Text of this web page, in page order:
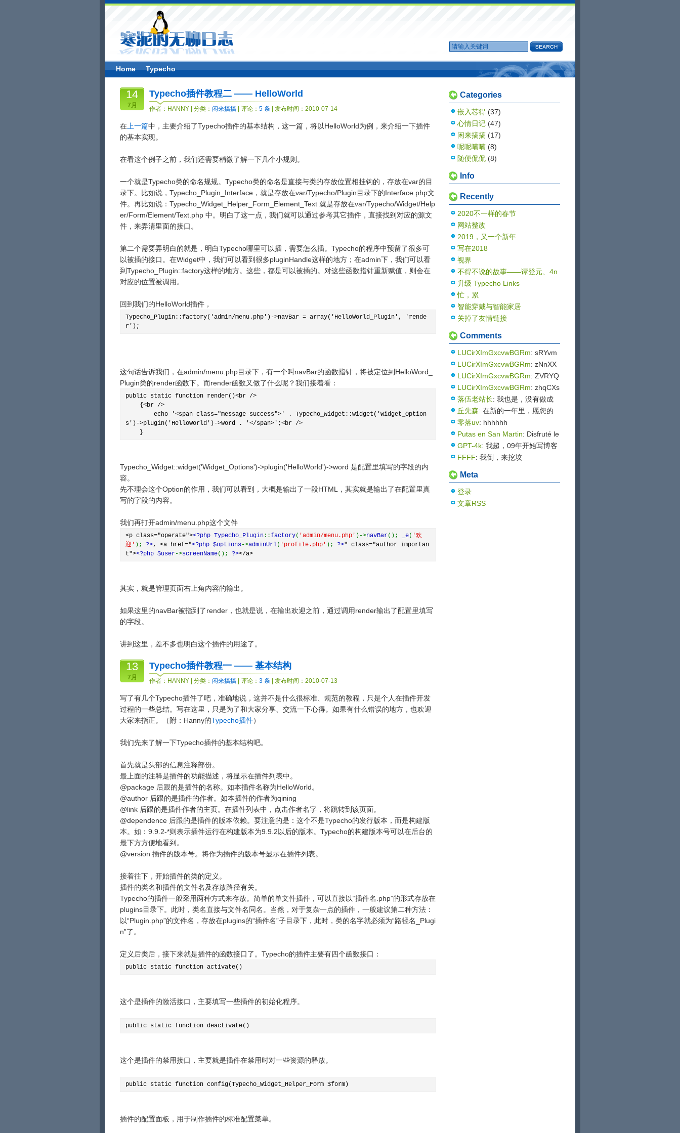
Home Typecho
14
7月
Typecho插件教程二 —— HelloWorld
作者： HANNY | 分类： 闲来搞搞 | 评论： 5 条 | 发布时间：2010-07-14
在 上一篇中，主要介绍了Typecho插件的基本结构，这一篇，将以HelloWorld为例，来介绍一下插件
的基本实现。
在看这个例子之前，我们还需要稍微了解一下几个小规则。
一个就是Typecho类的命名规规。Typecho类的命名是直接与类的存放位置相挂钩的，存放在var的目
录下。比如说，Typecho_Plugin_Interface，就是存放在var/Typecho/Plugin目录下的Interface.php文
件。再比如说：Typecho_Widget_Helper_Form_Element_Text 就是存放在var/Typecho/Widget/Help
er/Form/Element/Text.php 中。明白了这一点，我们就可以通过参考其它插件，直接找到对应的源文
件，来弄清里面的接口。
第二个需要弄明白的就是，明白Typecho哪里可以插，需要怎么插。Typecho的程序中预留了很多可
以被插的接口。在Widget中，我们可以看到很多pluginHandle这样的地方；在admin下，我们可以看
到Typecho_Plugin::factory这样的地方。这些，都是可以被插的。对这些函数指针重新赋值，则会在
对应的位置被调用。
回到我们的HelloWorld插件，
Typecho_Plugin::factory('admin/menu.php')->navBar = array('HelloWorld_Plugin', 'rende
r');
这句话告诉我们，在admin/menu.php目录下，有一个叫navBar的函数指针，将被定位到HelloWord_
Plugin类的render函数下。而render函数又做了什么呢？我们接着看：
public static function render()<br />
{<br />
echo '<span class="message success">' . Typecho_Widget::widget('Widget_Option
s')->plugin('HelloWorld')->word . '</span>';<br />
}
Typecho_Widget::widget('Widget_Options')->plugin('HelloWorld')->word 是配置里填写的字段的内
容。
先不理会这个Option的作用，我们可以看到，大概是输出了一段HTML，其实就是输出了在配置里真
写的字段的内容。
我们再打开admin/menu.php这个文件
<p class="operate"><?php Typecho_Plugin ::factory( 'admin/menu.php' )->navBar(); _e( '欢
迎' ); ?>, <a href="<?php $options->adminUrl( 'profile.php' ); ?>" class="author importan
t"><?php $user->screenName(); ?></a>
其实，就是管理页面右上角内容的输出。
如果这里的navBar被指到了render，也就是说，在输出欢迎之前，通过调用render输出了配置里填写
的字段。
讲到这里，差不多也明白这个插件的用途了。
13
7月
Typecho插件教程一 —— 基本结构
作者： HANNY | 分类： 闲来搞搞 | 评论： 3 条 | 发布时间：2010-07-13
写了有几个Typecho插件了吧，准确地说，这并不是什么很标准、规范的教程，只是个人在插件开发
过程的一些总结。写在这里，只是为了和大家分享、交流一下心得。如果有什么错误的地方，也欢迎
大家来指正。（附：Hanny的Typecho插件）
我们先来了解一下Typecho插件的基本结构吧。
首先就是头部的信息注释部份。
最上面的注释是插件的功能描述，将显示在插件列表中。
@package 后跟的是插件的名称。如本插件名称为HelloWorld。
@author 后跟的是插件的作者。如本插件的作者为qining
@link 后跟的是插件作者的主页。在插件列表中，点击作者名字，将跳转到该页面。
@dependence 后跟的是插件的版本依赖。要注意的是：这个不是Typecho的发行版本，而是构建版
本。如：9.9.2-*则表示插件运行在构建版本为9.9.2以后的版本。Typecho的构建版本号可以在后台的
最下方方便地看到。
@version 插件的版本号。将作为插件的版本号显示在插件列表。
接着往下，开始插件的类的定义。
插件的类名和插件的文件名及存放路径有关。
Typecho的插件一般采用两种方式来存放。简单的单文件插件，可以直接以“插件名.php”的形式存放在
plugins目录下。此时，类名直接与文件名同名。当然，对于复杂一点的插件，一般建议第二种方法：
以“Plugin.php”的文件名，存放在plugins的“插件名”子目录下，此时，类的名字就必须为“路径名_Plugi
n”了。
定义后类后，接下来就是插件的函数接口了。Typecho的插件主要有四个函数接口：
public static function activate()
这个是插件的激活接口，主要填写一些插件的初始化程序。
public static function deactivate()
这个是插件的禁用接口，主要就是插件在禁用时对一些资源的释放。
public static function config(Typecho_Widget_Helper_Form $form)
插件的配置面板，用于制作插件的标准配置菜单。
Categories
嵌入芯得 (37)
心情日记 (47)
闲来搞搞 (17)
呢呢喃喃 (8)
随便侃侃 (8)
Info
Recently
2020不一样的春节
网站整改
2019，又一个新年
写在2018
视界
不得不说的故事——谭登元、4n
gel与Sablog
升级 Typecho Links
忙，累
智能穿戴与智能家居
关掉了友情链接
Comments
LUCirXImGxcvwBGRm: sRYvm
mQRDzyuyhex
LUCirXImGxcvwBGRm: zNnXX
hhbEsWxICygDkrUXux
LUCirXImGxcvwBGRm: ZVRYQ
NTiycBqHmetcHb
LUCirXImGxcvwBGRm: zhqCXs
ShBKeHXUuwte
落伍老站长: 我也是，没有做成
功哪怕一个站点 钱花了大几万
丘先森: 在新的一年里，愿您的
一路走来，美景相伴，幸福相
随。祝您元旦快乐，万事如意！
零落uv: hhhhhh
Putas en San Martin: Disfruté le
yendo la entrada de tu blog. tu
blog...
GPT-4k: 我超，09年开始写博客
的大佬
FFFF: 我倒，来挖坟
Meta
登录
文章RSS